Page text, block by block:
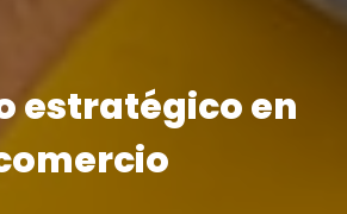
estratégico en
mercados,
tu valor
tu negocio,